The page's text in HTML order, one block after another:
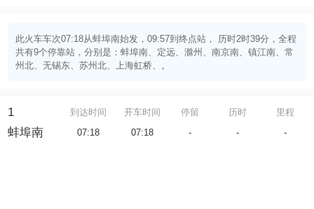
此火车车次07:18从蚌埠南始发，09:57到终点站， 历时2时39分，全程
共有9个停靠站，分别是：蚌埠南、定远、滁州、南京南、镇江南、常
州北、无锡东、苏州北、上海虹桥、。
1 到达时间 开车时间 停留 历时 里程
蚌埠南 07:18 07:18 - - -